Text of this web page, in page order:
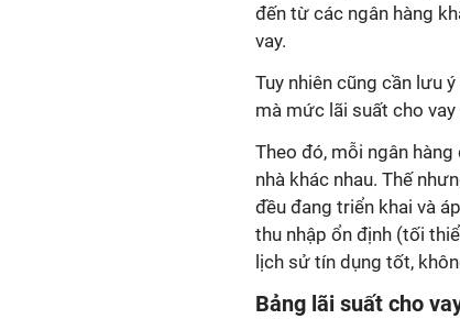
đến từ các ngân hàng
vay.
Tuy nhiên cũng cần lưu
mà mức lãi suất cho
Theo đó, mỗi ngân
nhà khác nhau. Thế
đều đang triển khai và
thu nhập ổn định (tối
lịch sử tín dụng tốt,
Bảng lãi suất cho